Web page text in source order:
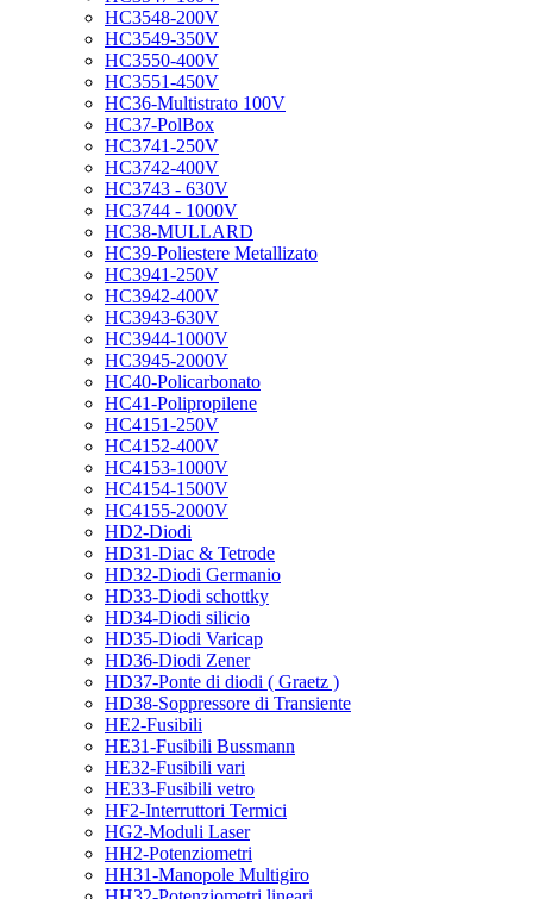
HC3548-200V
HC3549-350V
HC3550-400V
HC3551-450V
HC36-Multistrato 100V
HC37-PolBox
HC3741-250V
HC3742-400V
HC3743 - 630V
HC3744 - 1000V
HC38-MULLARD
HC39-Poliestere Metallizato
HC3941-250V
HC3942-400V
HC3943-630V
HC3944-1000V
HC3945-2000V
HC40-Policarbonato
HC41-Polipropilene
HC4151-250V
HC4152-400V
HC4153-1000V
HC4154-1500V
HC4155-2000V
HD2-Diodi
HD31-Diac & Tetrode
HD32-Diodi Germanio
HD33-Diodi schottky
HD34-Diodi silicio
HD35-Diodi Varicap
HD36-Diodi Zener
HD37-Ponte di diodi ( Graetz )
HD38-Soppressore di Transiente
HE2-Fusibili
HE31-Fusibili Bussmann
HE32-Fusibili vari
HE33-Fusibili vetro
HF2-Interruttori Termici
HG2-Moduli Laser
HH2-Potenziometri
HH31-Manopole Multigiro